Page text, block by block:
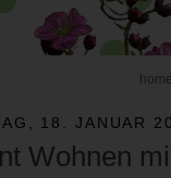
18. JANUAR
Wohnen